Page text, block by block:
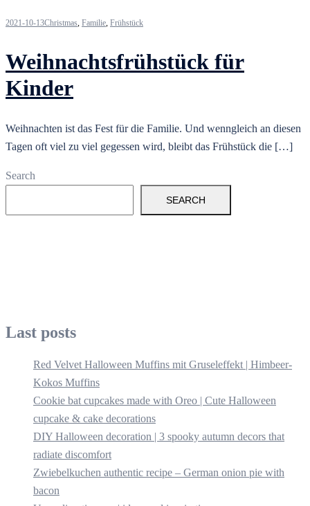
2021-10-13Christmas, Familie, Frühstück
Weihnachtsfrühstück für
Kinder
Weihnachten ist das Fest für die Familie. Und wenngleich an diesen
Tagen oft viel zu viel gegessen wird, bleibt das Frühstück die […]
Search
SEARCH
Last posts
Red Velvet Halloween Muffins mit Gruseleffekt | Himbeer-
Kokos Muffins
Cookie bat cupcakes made with Oreo | Cute Halloween
cupcake & cake decorations
DIY Halloween decoration | 3 spooky autumn decors that
radiate discomfort
Zwiebelkuchen authentic recipe – German onion pie with
bacon